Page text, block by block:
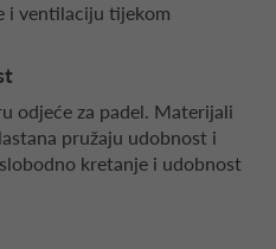
i ventilaciju tijekom
odjeće za padel. Materijali
pružaju udobnost i
kretanje i udobnost